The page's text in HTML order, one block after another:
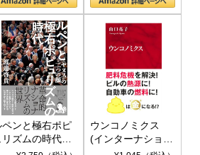
)
ペンと極右ポピ
リズムの時代：
ヤヌス〉の二つ
ウンコノミクス
(インターナショナ
ル新書)